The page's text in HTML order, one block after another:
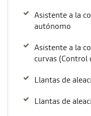
Asistente a la
autónomo
Asistente a la
curvas (Control
Llantas de
Llantas de